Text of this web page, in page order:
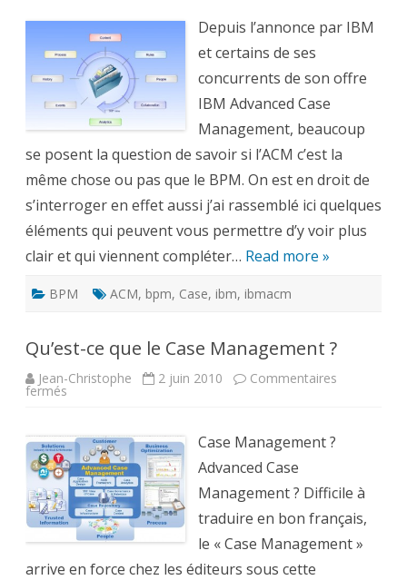
Case
Management
et
BPM
?
Depuis l’annonce par IBM
et certains de ses
concurrents de son offre
IBM Advanced Case
Management, beaucoup
se posent la question de savoir si l’ACM c’est la
même chose ou pas que le BPM. On est en droit de
s’interroger en effet aussi j’ai rassemblé ici quelques
éléments qui peuvent vous permettre d’y voir plus
clair et qui viennent compléter… Read more »
BPM ACM, bpm, Case, ibm, ibmacm
Qu’est-ce que le Case Management ?
Jean-Christophe 2 juin 2010 Commentaires
fermés
le
Case
Management
?
Case Management ?
Advanced Case
Management ? Difficile à
traduire en bon français,
le « Case Management »
arrive en force chez les éditeurs sous cette